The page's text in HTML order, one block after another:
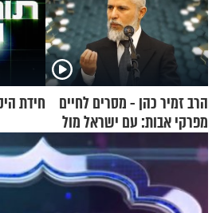
הרב זמיר כהן - מסרים לחיים
מפרקי אבות: עם ישראל מול
אומות העולם
חידת